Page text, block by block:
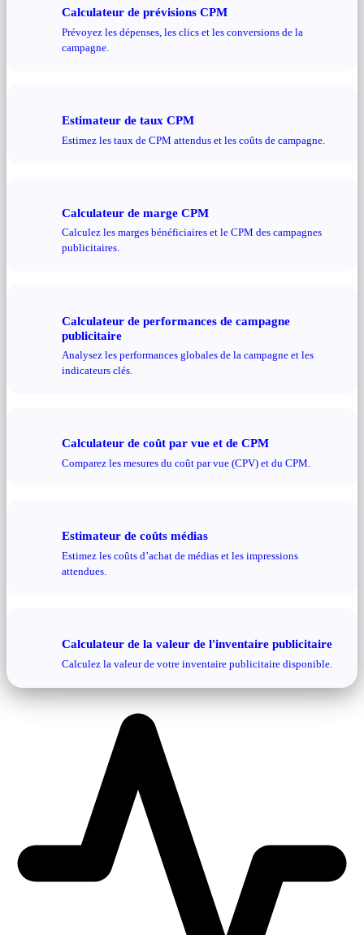
Calculateur de prévisions CPM
Prévoyez les dépenses, les clics et les conversions de la
campagne.
Estimateur de taux CPM
Estimez les taux de CPM attendus et les coûts de campagne.
Calculateur de marge CPM
Calculez les marges bénéficiaires et le CPM des campagnes
publicitaires.
Calculateur de performances de campagne
publicitaire
Analysez les performances globales de la campagne et les
indicateurs clés.
Calculateur de coût par vue et de CPM
Comparez les mesures du coût par vue (CPV) et du CPM.
Estimateur de coûts médias
Estimez les coûts d’achat de médias et les impressions
attendues.
Calculateur de la valeur de l'inventaire publicitaire
Calculez la valeur de votre inventaire publicitaire disponible.